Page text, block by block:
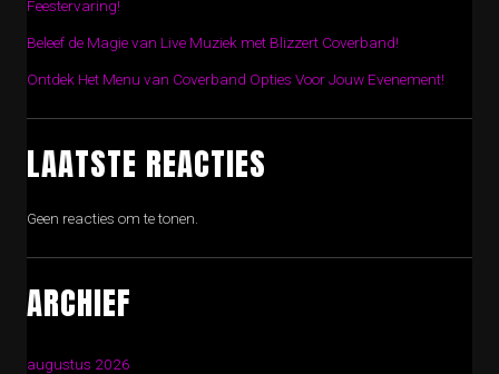
Feestervaring!
Beleef de Magie van Live Muziek met Blizzert Coverband!
Ontdek Het Menu van Coverband Opties Voor Jouw Evenement!
LAATSTE REACTIES
Geen reacties om te tonen.
ARCHIEF
augustus 2026